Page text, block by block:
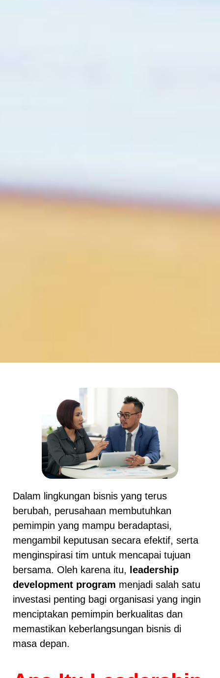
Dalam lingkungan bisnis yang terus
berubah, perusahaan membutuhkan
pemimpin yang mampu beradaptasi,
mengambil keputusan secara efektif, serta
menginspirasi tim untuk mencapai tujuan
bersama. Oleh karena itu,
leadership
development program menjadi salah satu
investasi penting bagi organisasi yang ingin
menciptakan pemimpin berkualitas dan
memastikan keberlangsungan bisnis di
masa depan.